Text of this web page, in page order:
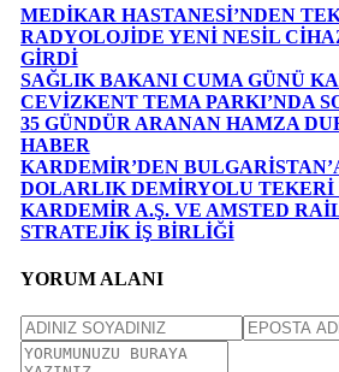
MEDİKAR HASTANESİ’NDEN
RADYOLOJİDE YENİ NESİL
GİRDİ
SAĞLIK BAKANI CUMA GÜNÜ
CEVİZKENT TEMA PARKI’NDA
35 GÜNDÜR ARANAN HAMZA
HABER
KARDEMİR’DEN
DOLARLIK DEMİRYOLU
KARDEMİR A.Ş. VE AMSTED
STRATEJİK İŞ BİRLİĞİ
YORUM ALANI